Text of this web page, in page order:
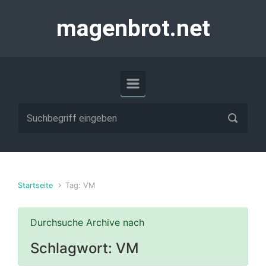
magenbrot.net
Startseite Tag: VM
Durchsuche Archive nach
Schlagwort: VM